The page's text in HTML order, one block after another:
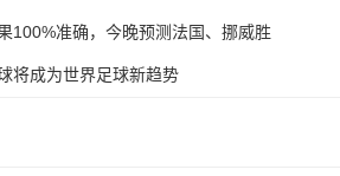
100%准确，今晚预测法国、挪威胜
将成为世界足球新趋势